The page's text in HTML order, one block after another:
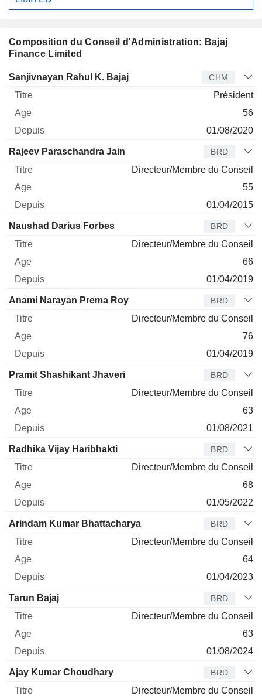
Composition du Conseil d'Administration: Bajaj
Finance Limited
Administrateur Titre Age Depuis
Sanjivnayan Rahul K. Bajaj CHM
Président
56
01/08/2020
Rajeev Paraschandra Jain BRD
Directeur/Membre du Conseil
55
01/04/2015
Naushad Darius Forbes BRD
Directeur/Membre du Conseil
66
01/04/2019
Anami Narayan Prema Roy BRD
Directeur/Membre du Conseil
76
01/04/2019
Pramit Shashikant Jhaveri BRD
Directeur/Membre du Conseil
63
01/08/2021
Radhika Vijay Haribhakti BRD
Directeur/Membre du Conseil
68
01/05/2022
Arindam Kumar Bhattacharya BRD
Directeur/Membre du Conseil
64
01/04/2023
Tarun Bajaj BRD
Directeur/Membre du Conseil
63
01/08/2024
Ajay Kumar Choudhary BRD
Directeur/Membre du Conseil